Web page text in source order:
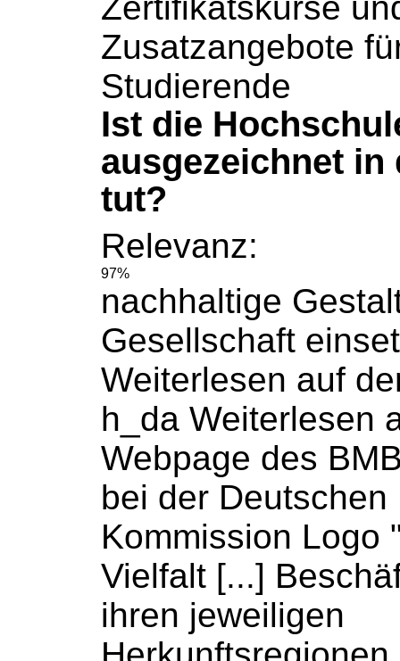
Zusatzangebote
Studierende
Ist die
ausgezeichnet in
tut?
Relevanz:
97%
nachhaltige
Gesellschaft
Weiterlesen auf
h_daWeiterlesen
Webpage des
bei der Deutschen
Kommission Logo
Vielfalt [...]
ihren jeweiligen